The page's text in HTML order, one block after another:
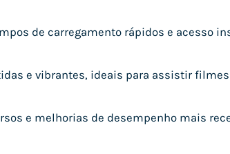
de carregamento rápidos e acesso
e vibrantes, ideais para assistir
e melhorias de desempenho mais